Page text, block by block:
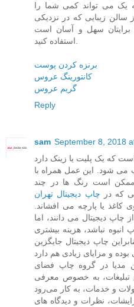
یک می تواند کمی شما را
سالن زیبایی که در نزدیکی
برایتان سهل و آسان است
برنزه کردن پوست
کانتورینگ عروس
گریم عروس
Reply
sam September 8, 2018
که یک پلیت یا زینک دارد
می شود. این عمل همراه با
است رنگ ها در چند
که در چاپ دیجیتال تهران
یا پارچه می افشاند.
دیجیتال می دانند، اما
انبوه نباشد، هزینه بیشتری
چاپ دیجیتال جایگزین
مدیا در گروه چاپ فضای
تبلیغات، به خصوص معرفی
نظرات و دیدگاه های